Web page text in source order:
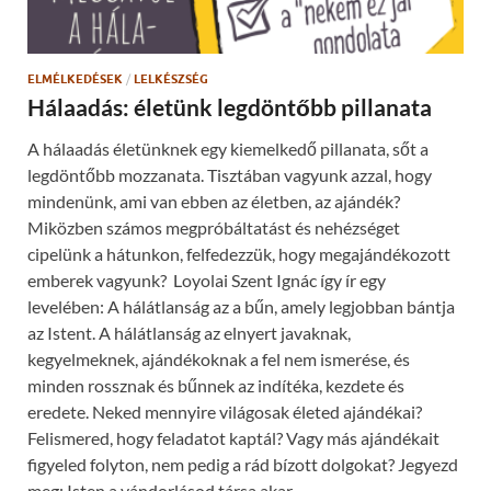
d
o
w
)
n
i
n
e
w
n
d
w
)
ELMÉLKEDÉSEK / LELKÉSZSÉG
Hálaadás: életünk legdöntőbb pillanata
A hálaadás életünknek egy kiemelkedő pillanata, sőt a
legdöntőbb mozzanata. Tisztában vagyunk azzal, hogy
mindenünk, ami van ebben az életben, az ajándék?
Miközben számos megpróbáltatást és nehézséget
cipelünk a hátunkon, felfedezzük, hogy megajándékozott
emberek vagyunk? Loyolai Szent Ignác így ír egy
levelében: A hálátlanság az a bűn, amely legjobban bántja
az Istent. A hálátlanság az elnyert javaknak,
kegyelmeknek, ajándékoknak a fel nem ismerése, és
minden rossznak és bűnnek az indítéka, kezdete és
eredete. Neked mennyire világosak életed ajándékai?
Felismered, hogy feladatot kaptál? Vagy más ajándékait
figyeled folyton, nem pedig a rád bízott dolgokat? Jegyezd